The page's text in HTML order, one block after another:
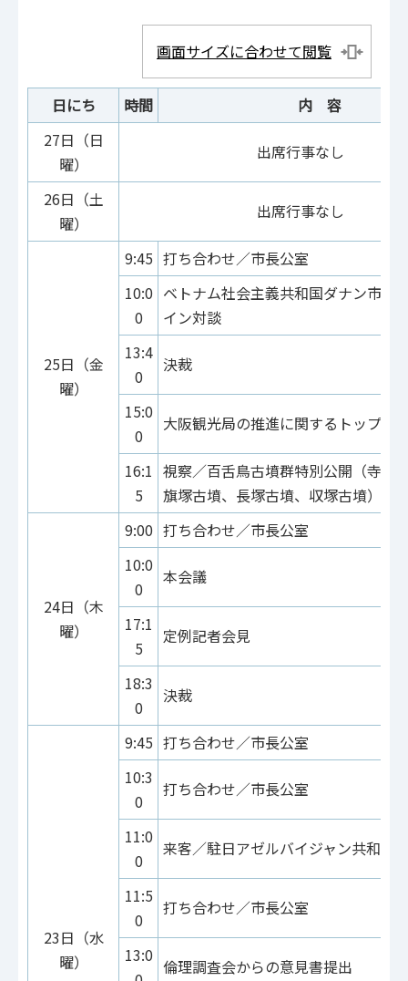
画面サイズに合わせて閲覧
日にち 時間
内 容
27日（日
曜）
出席行事なし
26日（土
曜）
出席行事なし
25日（金
曜）
9:45 打ち合わせ／市長公室
10:0
0
ベトナム社会主義共和国ダナン市長
イン対談
13:4
0
決裁
15:0
0
大阪観光局の推進に関するトップ会
16:1
5
視察／百舌鳥古墳群特別公開（寺山
旗塚古墳、長塚古墳、収塚古墳）
24日（木
曜）
9:00 打ち合わせ／市長公室
10:0
0
本会議
17:1
5
定例記者会見
18:3
0
決裁
23日（水
曜）
9:45 打ち合わせ／市長公室
10:3
0
打ち合わせ／市長公室
11:0
0
来客／駐日アゼルバイジャン共和国
11:5
0
打ち合わせ／市長公室
13:0
倫理調査会からの意見書提出